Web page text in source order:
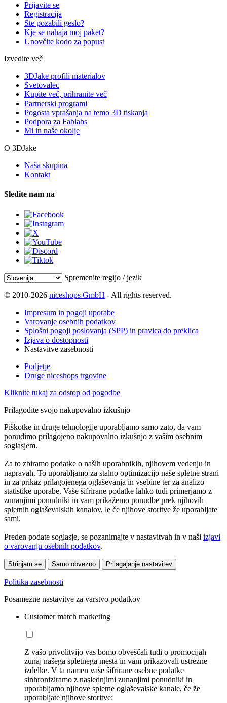
Prijavite se
Registracija
Ste pozabili geslo?
Kje se nahaja moj paket?
Unovčite kodo za popust
Izvedite več
3DJake profili materialov
Svetovalec
Kupite več, prihranite več
Partnerski programi
Pogosta vprašanja na temo 3D tiskanja
Podpora za Fablabs
Mi in naše okolje
O 3DJake
Naša skupina
Kontakt
Sledite nam na
Spremenite regijo / jezik
© 2010-2026 niceshops GmbH - All rights reserved.
Impresum in pogoji uporabe
Varovanje osebnih podatkov
Splošni pogoji poslovanja (SPP) in pravica do preklica
Izjava o dostopnosti
Nastavitve zasebnosti
Podjetje
Druge niceshops trgovine
Kliknite tukaj za odstop od pogodbe
Prilagodite svojo nakupovalno izkušnjo
Piškotke in druge tehnologije uporabljamo samo zato, da vam
ponudimo prilagojeno nakupovalno izkušnjo z vašim osebnim
soglasjem.
Za to zbiramo podatke o naših uporabnikih, njihovem vedenju in
napravah. To uporabljamo za stalno optimizacijo naše spletne strani
in za prikaz prilagojenega oglaševanja in vsebine ter za analizo
statistike uporabe. Vaše šifrirane podatke lahko tudi primerjamo z
zunanjimi ponudniki in vam prikažemo ponudbe prek njihovih
spletnih oglaševalskih kanalov, le če njihove storitve že uporabljate
sami.
Preden podate soglasje, se pozanimajte v nastavitvah in v naši izjavi
o varovanju osebnih podatkov.
Strinjam se Samo obvezno Prilagajanje nastavitev
Politika zasebnosti
Posamezne nastavitve za varstvo podatkov
Customer match marketing
Z vašo privolitvijo vas bomo obveščali tudi o promocijah
zunaj našega spletnega mesta in vam prikazovali ustrezne
izdelke. V ta namen vaše šifrirane osebne podatke
sinhroniziramo z naslednjimi zunanjimi ponudniki in
uporabljamo njihove spletne oglaševalske kanale, če že
uporabljate njihove storitve: